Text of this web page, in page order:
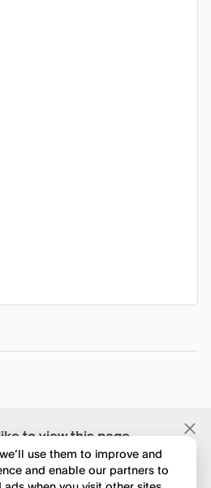
to view this page
in English?
use them to improve and
and enable our partners to